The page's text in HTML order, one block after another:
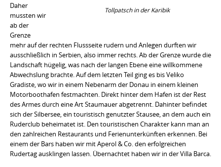
Tollpatsch in der Karibik
Daher
mussten wir
ab der
Grenze
mehr auf der rechten Flussseite rudern und Anlegen durften wir
ausschließlich in Serbien, also immer rechts. Ab der Grenze wurde die
Landschaft hügelig, was nach der langen Ebene eine willkommene
Abwechslung brachte. Auf dem letzten Teil ging es bis Veliko
Gradiste, wo wir in einem Nebenarm der Donau in einem kleinen
Motorboothafen festmachten. Direkt hinter dem Hafen ist der Rest
des Armes durch eine Art Staumauer abgetrennt. Dahinter befindet
sich der Silbersee, ein touristisch genutzter Stausee, an dem auch ein
Ruderclub beheimatet ist. Den touristischen Charakter kann man an
den zahlreichen Restaurants und Ferienunterkünften erkennen. Bei
einem der Bars haben wir mit Aperol & Co. den erfolgreichen
Rudertag ausklingen lassen. Übernachtet haben wir in der Villa Barca.